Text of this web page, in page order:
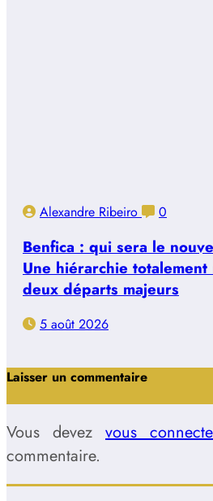
Alexandre Ribeiro 0
Benfica : qui sera le
Une hiérarchie
deux départs majeurs
5 août 2026
Laisser un commentaire
Vous devez vous
commentaire.